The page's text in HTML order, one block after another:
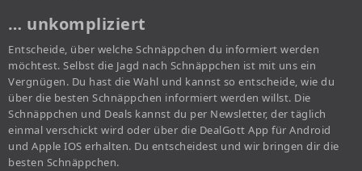
… unkompliziert
Entscheide, über welche Schnäppchen du informiert werden
möchtest. Selbst die Jagd nach Schnäppchen ist mit uns ein
Vergnügen. Du hast die Wahl und kannst so entscheide, wie du
über die besten Schnäppchen informiert werden willst. Die
Schnäppchen und Deals kannst du per Newsletter, der täglich
einmal verschickt wird oder über die DealGott App für Android
und Apple IOS erhalten. Du entscheidest und wir bringen dir die
besten Schnäppchen.